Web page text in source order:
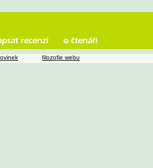
filozofie webu